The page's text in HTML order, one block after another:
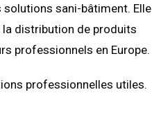
solutions sani-bâtiment. Elle
la distribution de produits
professionnels en Europe.
professionnelles utiles.